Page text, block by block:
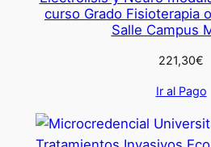
curso Grado Fisioterapia
Salle Campus
221,30€
Ir al Pago